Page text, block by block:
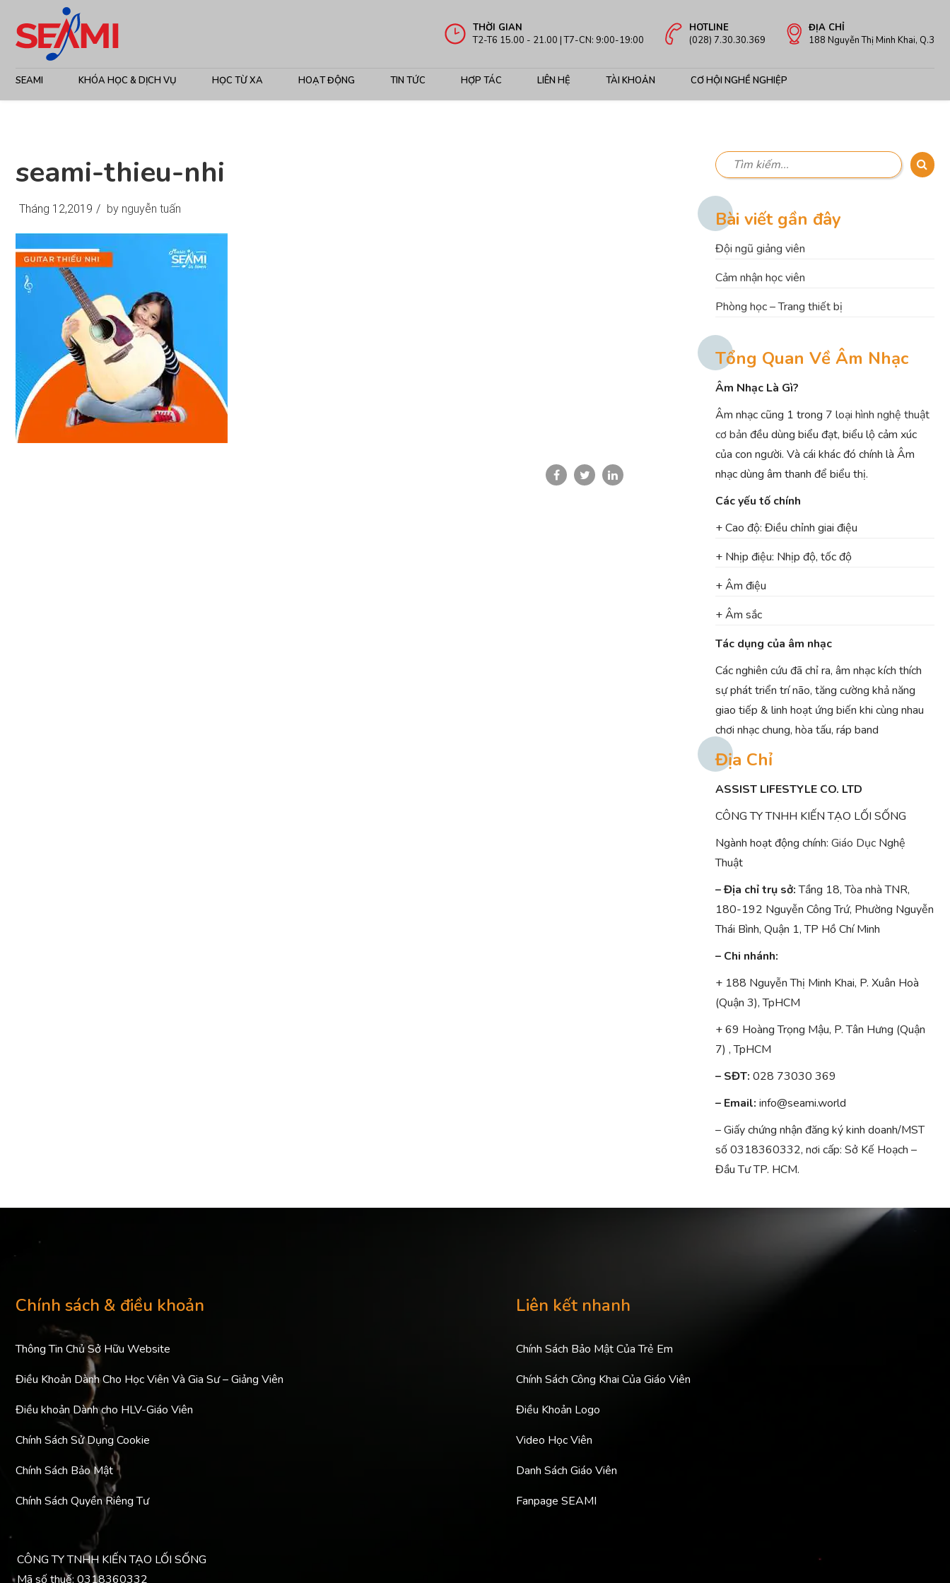
THỜI GIAN
T2-T6 15.00 - 21.00 | T7-CN: 9:00-19:00
HOTLINE
(028) 7.30.30.369
ĐỊA CHỈ
188 Nguyễn Thị Minh Khai, Q.3
SEAMI KHÓA HỌC & DỊCH VỤ HỌC TỪ XA HOẠT ĐỘNG TIN TỨC HỢP TÁC LIÊN HỆ TÀI KHOẢN CƠ HỘI NGHỀ NGHIỆP
seami-thieu-nhi
Tháng 12,2019 / by nguyễn tuấn Bài viết gần đây
Đội ngũ giảng viên
Cảm nhận học viên
Phòng học – Trang thiết bị
Tổng Quan Về Âm Nhạc
Âm Nhạc Là Gì?
Âm nhạc cũng 1 trong 7 loại hình nghệ thuật
cơ bản đều dùng biểu đạt, biểu lộ cảm xúc
của con người. Và cái khác đó chính là Âm
nhạc dùng âm thanh để biểu thị.
Các yếu tố chính
+ Cao độ: Điều chỉnh giai điệu
+ Nhịp điệu: Nhịp độ, tốc độ
+ Âm điệu
+ Âm sắc
Tác dụng của âm nhạc
Các nghiên cứu đã chỉ ra, âm nhạc kích thích
sự phát triển trí não, tăng cường khả năng
giao tiếp & linh hoạt ứng biến khi cùng nhau
chơi nhạc chung, hòa tấu, ráp band
Địa Chỉ
ASSIST LIFESTYLE CO. LTD
CÔNG TY TNHH KIẾN TẠO LỐI SỐNG
Ngành hoạt động chính: Giáo Dục Nghệ
Thuật
– Địa chỉ trụ sở:Tầng 18, Tòa nhà TNR,
180-192 Nguyễn Công Trứ, Phường Nguyễn
Thái Bình, Quận 1, TP Hồ Chí Minh
– Chi nhánh:
+ 188 Nguyễn Thị Minh Khai, P. Xuân Hoà
(Quận 3), TpHCM
+ 69 Hoàng Trọng Mậu, P. Tân Hưng (Quận
7) , TpHCM
– SĐT: 028 73030 369
– Email: info@seami.world
– Giấy chứng nhận đăng ký kinh doanh/MST
số 0318360332, nơi cấp: Sở Kế Hoạch –
Đầu Tư TP. HCM.
Chính sách & điều khoản
Thông Tin Chủ Sở Hữu Website
Điều Khoản Dành Cho Học Viên Và Gia Sư – Giảng Viên
Điều khoản Dành cho HLV-Giáo Viên
Chính Sách Sử Dụng Cookie
Chính Sách Bảo Mật
Chính Sách Quyền Riêng Tư
Liên kết nhanh
Chính Sách Bảo Mật Của Trẻ Em
Chính Sách Công Khai Của Giáo Viên
Điều Khoản Logo
Video Học Viên
Danh Sách Giáo Viên
Fanpage SEAMI
CÔNG TY TNHH KIẾN TẠO LỐI SỐNG
Mã số thuế: 0318360332